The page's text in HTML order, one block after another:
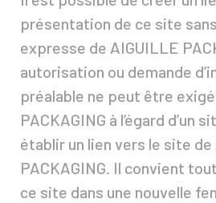
présentation de ce site
expresse de AIGUILLE
autorisation ou demande
préalable ne peut être
PACKAGING à l’égard d’un
établir un lien vers le site de
PACKAGING. Il convient
ce site dans une nouvelle